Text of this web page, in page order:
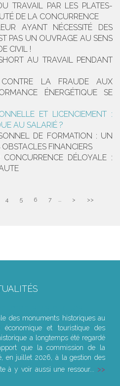
TRAVAIL PAR LES PLATES-
DE LA CONCURRENCE
AYANT NÉCESSITÉ DES
PAS UN OUVRAGE AU SENS
CIVIL !
AU TRAVAIL PENDANT
LA FRAUDE AUX
ÉNERGÉTIQUE SE
ET LICENCIEMENT :
AU SALARIÉ ?
DE FORMATION : UN
FINANCIERS
CONCURRENCE DÉLOYALE :
4 5 6 7 ... > >>
des monuments historiques au
économique et touristique des
a longtemps été regardé
que la commission de la
en juillet 2026, à la gestion des
à y voir aussi une ressour...